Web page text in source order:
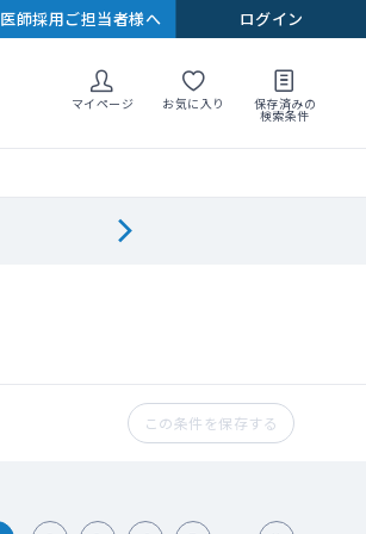
医師採用ご担当者様へ ログイン
マイページ お気に入り 保存済みの
検索条件
この条件を保存する